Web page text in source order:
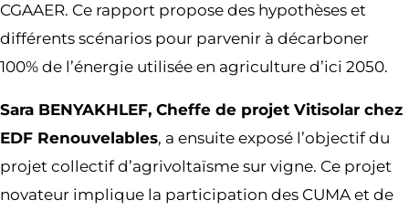
CGAAER. Ce rapport propose des hypothèses et
différents scénarios pour parvenir à décarboner
100% de l’énergie utilisée en agriculture d’ici 2050.
Sara BENYAKHLEF, Cheffe de projet Vitisolar chez
EDF Renouvelables, a ensuite exposé l’objectif du
projet collectif d’agrivoltaïsme sur vigne. Ce projet
novateur implique la participation des CUMA et de